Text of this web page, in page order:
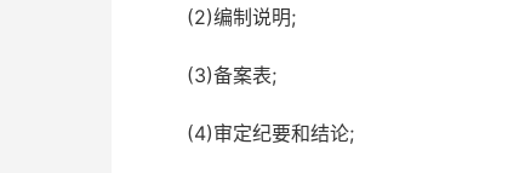
(2)编制说明;
(3)备案表;
(4)审定纪要和结论;